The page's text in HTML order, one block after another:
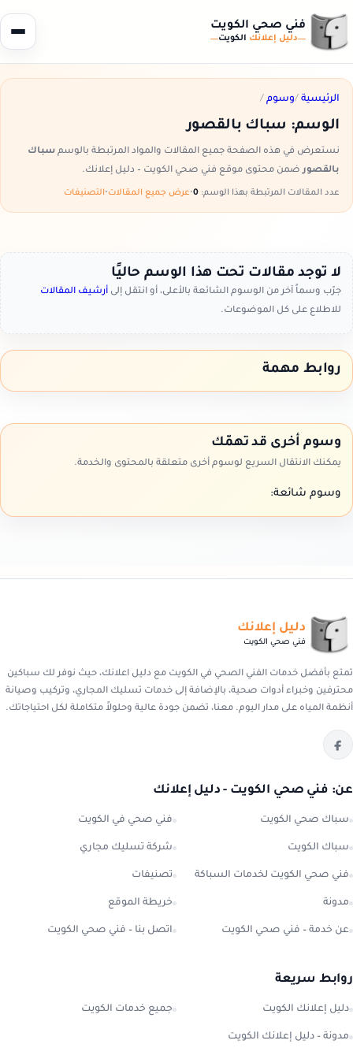
فني صحي الكويت
دليل إعلانك الكويت
الرئيسية /وسوم /
الوسم: سباك بالقصور
نستعرض في هذه الصفحة جميع المقالات والمواد المرتبطة بالوسم سباك
بالقصورضمن محتوى موقع فني صحي الكويت – دليل إعلانك.
عدد المقالات المرتبطة بهذا الوسم: •عرض جميع المقالات•التصنيفات
لا توجد مقالات تحت هذا الوسم حاليًا
جرّب وسماً آخر من الوسوم الشائعة بالأعلى، أو انتقل إلى أرشيف المقالات
للاطلاع على كل الموضوعات.
روابط مهمة
وسوم أخرى قد تهمّك
يمكنك الانتقال السريع لوسوم أخرى متعلقة بالمحتوى والخدمة.
وسوم شائعة:
دليل إعلانك
فني صحي الكويت
تمتع بأفضل خدمات الفني الصحي في الكويت مع دليل اعلانك، حيث نوفر لك سباكين
محترفين وخبراء أدوات صحية، بالإضافة إلى خدمات تسليك المجاري، وتركيب وصيانة
أنظمة المياه على مدار اليوم. معنا، تضمن جودة عالية وحلولاً متكاملة لكل احتياجاتك.
عن: فني صحي الكويت - دليل إعلانك
سباك صحي الكويت فني صحي في الكويت
سباك الكويت شركة تسليك مجاري
فني صحي الكويت لخدمات السباكة تصنيفات
مدونة خريطة الموقع
عن خدمة – فني صحي الكويت اتصل بنا – فني صحي الكويت
روابط سريعة
دليل إعلانك الكويت جميع خدمات الكويت
مدونة – دليل إعلانك الكويت